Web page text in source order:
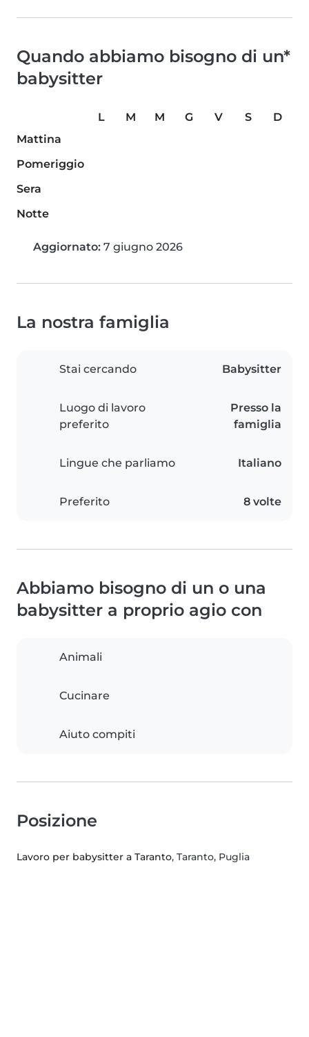
Quando abbiamo bisogno di un*
babysitter
L M M G V S
D
Mattina
Pomeriggio
Sera
Notte
Aggiornato: 7 giugno 2026
La nostra famiglia
Stai cercando Babysitter
Luogo di lavoro
preferito
Presso la
famiglia
Lingue che parliamo Italiano
Preferito 8 volte
Abbiamo bisogno di un o una
babysitter a proprio agio con
Animali
Cucinare
Aiuto compiti
Posizione
Lavoro per babysitter a Taranto, Taranto, Puglia